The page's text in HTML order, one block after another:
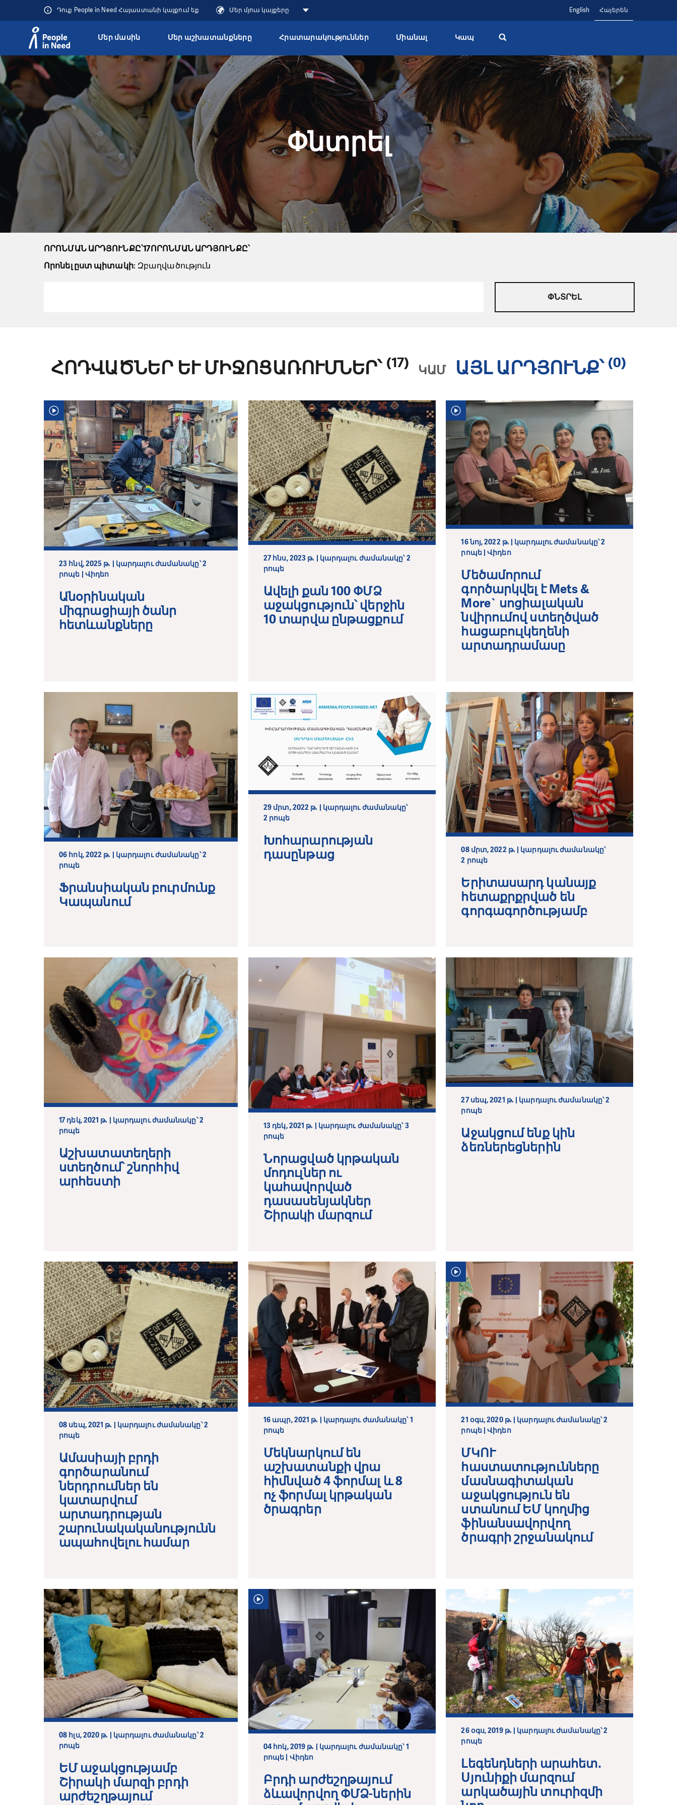
Přeskočit na obsah
Դուք People in Need Հայաստանի կայքում եք Մեր մյուս կայքերը English Հայերեն
Մեր մասին Մեր աշխատանքները Հրատարակություններ Միանալ Կապ
Փնտրել
ՈՐՈՆՄԱՆ ԱՐԴՅՈՒՆՔԸ՝17ՈՐՈՆՄԱՆ ԱՐԴՅՈՒՆՔԸ՝
Որոնել ըստ պիտակի: Զբաղվածություն
ՀՈԴՎԱԾՆԵՐ ԵՒ ՄԻՋՈՑԱՌՈՒՄՆԵՐ՝ (17) ԿԱՄ ԱՅԼ ԱՐԴՅՈՒՆՔ՝ (0)
23 հնվ, 2025 թ. | կարդալու ժամանակը՝ 2
րոպե | Վիդեո
Անօրինական
միգրացիայի ծանր
հետևանքները
27 հնս, 2023 թ. | կարդալու ժամանակը՝ 2
րոպե
Ավելի քան 100 ՓՄՁ
աջակցություն՝ վերջին
10 տարվա ընթացքում
16 նոյ, 2022 թ. | կարդալու ժամանակը՝ 2
րոպե | Վիդեո
Մեծամորում
գործարկվել է Mets &
More` սոցիալական
նվիրումով ստեղծված
հացաբուլկեղենի
արտադրամասը
06 հոկ, 2022 թ. | կարդալու ժամանակը՝ 2
րոպե
Ֆրանսիական բուրմունք
Կապանում
29 մրտ, 2022 թ. | կարդալու ժամանակը՝
2 րոպե
Խոհարարության
դասընթաց
08 մրտ, 2022 թ. | կարդալու ժամանակը՝
2 րոպե
Երիտասարդ կանայք
հետաքրքրված են
գորգագործությամբ
17 դեկ, 2021 թ. | կարդալու ժամանակը՝ 2
րոպե
Աշխատատեղերի
ստեղծում՝ շնորհիվ
արհեստի
13 դեկ, 2021 թ. | կարդալու ժամանակը՝ 3
րոպե
Նորացված կրթական
մոդուլներ ու
կահավորված
դասասենյակներ
Շիրակի մարզում
27 սեպ, 2021 թ. | կարդալու ժամանակը՝ 2
րոպե
Աջակցում ենք կին
ձեռներեցներին
08 սեպ, 2021 թ. | կարդալու ժամանակը՝ 2
րոպե
Ամասիայի բրդի
գործարանում
ներդրումներ են
կատարվում
արտադրության
շարունակականությունն
ապահովելու համար
16 ապր, 2021 թ. | կարդալու ժամանակը՝ 1
րոպե
Մեկնարկում են
աշխատանքի վրա
հիմնված 4 ֆորմալ և 8
ոչ ֆորմալ կրթական
ծրագրեր
21 օգս, 2020 թ. | կարդալու ժամանակը՝ 2
րոպե | Վիդեո
ՄԿՈՒ
հաստատությունները
մասնագիտական
աջակցություն են
ստանում ԵՄ կողմից
ֆինանսավորվող
ծրագրի շրջանակում
08 հլս, 2020 թ. | կարդալու ժամանակը՝ 2
րոպե
ԵՄ աջակցությամբ
Շիրակի մարզի բրդի
արժեշղթայում
04 հոկ, 2019 թ. | կարդալու ժամանակը՝ 1
րոպե | Վիդեո
Բրդի արժեշղթայում
ձևավորվող ՓՄՁ-ներին
26 օգս, 2019 թ. | կարդալու ժամանակը՝ 2
րոպե
Լեգենդների արահետ․
Սյունիքի մարզում
արկածային տուրիզմի